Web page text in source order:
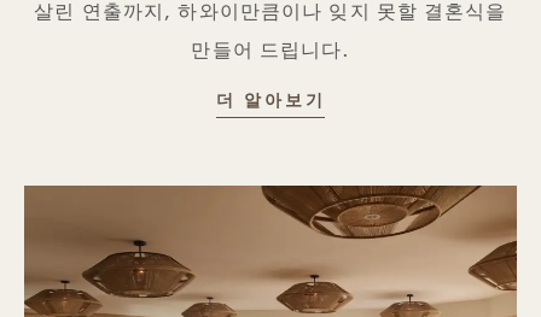
살린 연출까지, 하와이만큼이나 잊지 못할 결혼식을
만들어 드립니다.
더 알아보기